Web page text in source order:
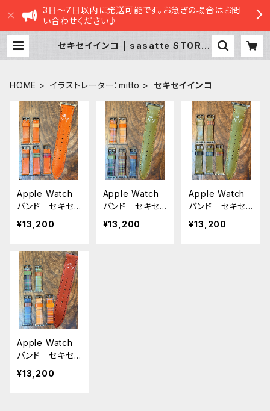
3日～7日以内に発送可能です。お急ぎの場合はお問
い合わせください♪
セキセイインコ | sasatte STORE|
HOME イラストレーター：mitto セキセイインコ
Apple Watch
バンド セキセ
イインコ モノト
ーン レッドブラ
WN アップル
ウォッチバンド
時計ベルト せ
きせいいんこ A
ppleWatch
対応 バンド シ
リーズ9 SE202
3 8 SE2 7 6 S
E 5 4 3 2 1に対
応
¥13,200
Apple Watch
バンド セキセ
イインコ モノト
ーン グリー
¥13,200
Apple Watch
バンド セキセ
イインコ モノト
ーン グリー
¥13,200
Apple Watch
バンド セキセ
イインコ モノト
ーン ブラウ
¥13,200